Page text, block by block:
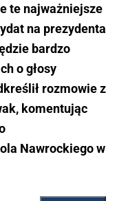
te najważniejsze
na prezydenta
bardzo
o głosy
rozmowie z
komentując
Nawrockiego w